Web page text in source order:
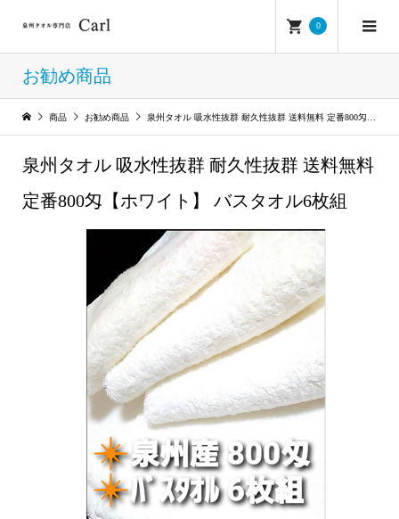
0
お勧め商品
商品 お勧め商品 泉州タオル 吸水性抜群 耐久性抜群 送料無料 定番800匁【ホワイト】 バスタオル6枚組
泉州タオル 吸水性抜群 耐久性抜群 送料無料
定番800匁【ホワイト】 バスタオル6枚組